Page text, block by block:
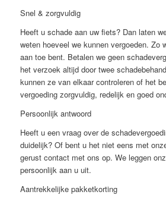
Snel & zorgvuldig
Heeft u schade aan uw fiets? Dan laten
weten hoeveel we kunnen vergoeden. Zo
aan toe bent. Betalen we geen
het verzoek altijd door twee
kunnen ze van elkaar controleren of het
vergoeding zorgvuldig, redelijk en goed
Persoonlijk antwoord
Heeft u een vraag over de
duidelijk? Of bent u het niet eens met
gerust contact met ons op. We leggen
persoonlijk aan u uit.
Aantrekkelijke pakketkorting